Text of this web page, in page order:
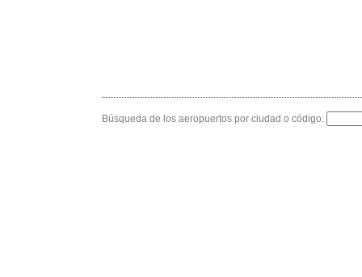
Búsqueda de los aeropuertos por ciudad o código: